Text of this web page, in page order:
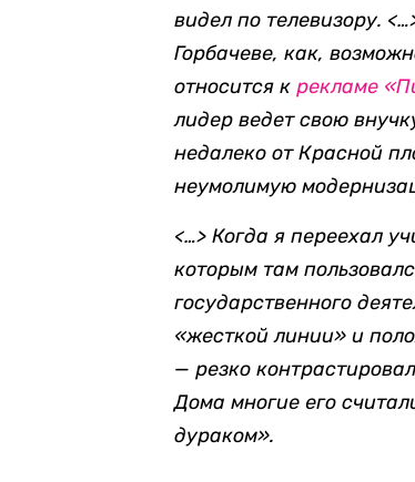
видел по телевизору.
Горбачеве, как,
относится крекламе
лидер ведет свою
недалеко от Красной
неумолимую
<…> Когда я переехал
которым там
государственного
«жесткой линии» и
— резко
Дома многие его
дураком».